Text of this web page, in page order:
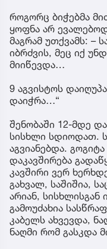
როგორც ბიჭებმა
ყოფნა არ
მაგრამ უთქვამს: –
იბრძვის, მეც იქ
მიიწევდა…
9 აგვისტოს
დაიჭრა…“
შენობაში 12-მდე
სისხლი სდიოდათ.
აგვიანებდა.
დაკავშირება
კავშირი ვერ
გახვალ, საშიშია,
არიან, სისხლისგან
გამოუძახია
კაბელს ახვევდა,
ნაღმი რომ გასკდა